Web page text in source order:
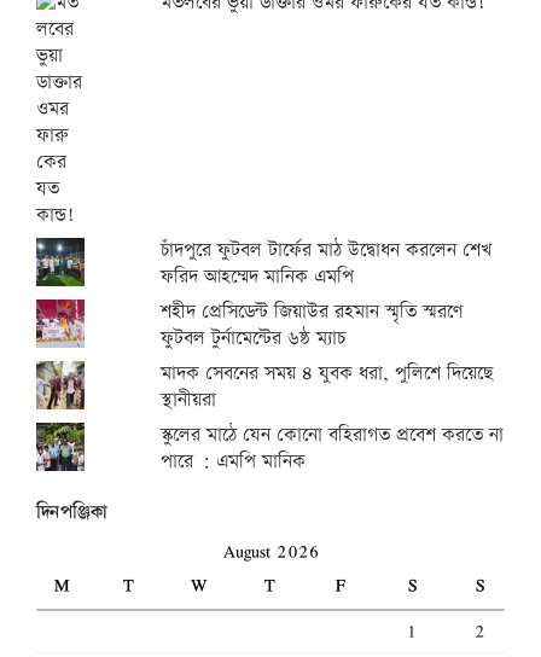
চাঁদপুরে ফুটবল টার্ফের মাঠ উদ্বোধন করলেন শেখ
ফরিদ আহম্মেদ মানিক এমপি
শহীদ প্রেসিডেন্ট জিয়াউর রহমান স্মৃতি স্মরণে
ফুটবল টুর্নামেন্টের ৬ষ্ঠ ম্যাচ
মাদক সেবনের সময় ৪ যুবক ধরা, পুলিশে দিয়েছে
স্থানীয়রা
স্কুলের মাঠে যেন কোনো বহিরাগত প্রবেশ করতে না
পারে : এমপি মানিক
দিনপঞ্জিকা
August 2026
M
T W T F S
S
1
2